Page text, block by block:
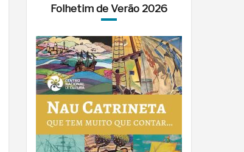
Folhetim de Verão 2026